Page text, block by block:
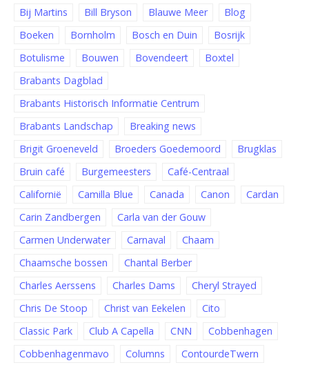
Bij Martins
Bill Bryson Blauwe Meer
Blog
Boeken
Bornholm Bosch en Duin
Bosrijk
Botulisme
Bouwen Bovendeert
Boxtel
Brabants Dagblad
Brabants Historisch Informatie Centrum
Brabants Landschap
Breaking news
Brigit Groeneveld
Broeders Goedemoord
Brugklas
Bruin café
Burgemeesters
Café-Centraal
Californië
Camilla Blue Canada Canon
Cardan
Carin Zandbergen
Carla van der Gouw
Carmen Underwater
Carnaval
Chaam
Chaamsche bossen
Chantal Berber
Charles Aerssens
Charles Dams
Cheryl Strayed
Chris De Stoop
Christ van Eekelen
Cito
Classic Park
Club A Capella CNN
Cobbenhagen
Cobbenhagenmavo
Columns
ContourdeTwern